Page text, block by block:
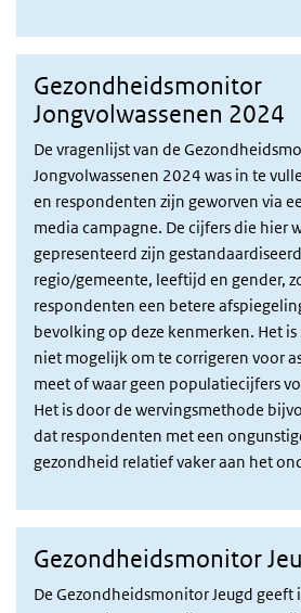
Gezondheidsmonitor
Jongvolwassenen 2024
De vragenlijst van de
Jongvolwassenen 2024 was in te
en respondenten zijn geworven via
media campagne. De cijfers die hier
gepresenteerd zijn
regio/gemeente, leeftijd en gender,
respondenten een betere
bevolking op deze kenmerken. Het
niet mogelijk om te corrigeren voor
meet of waar geen populatiecijfers
Het is door de wervingsmethode
dat respondenten met een
gezondheid relatief vaker aan het
Gezondheidsmonitor
De Gezondheidsmonitor Jeugd geeft